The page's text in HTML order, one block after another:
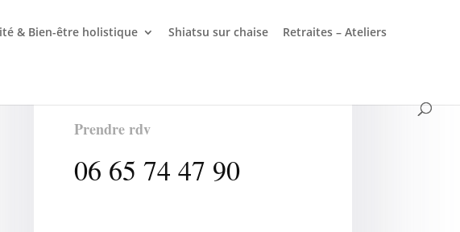
& Bien-être holistique Shiatsu sur chaise Retraites – Ateliers
Prendre rdv
06 65 74 47 90